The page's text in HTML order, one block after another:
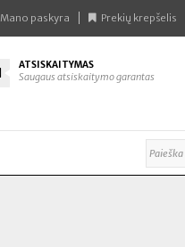
Mano paskyra Prekių krepšelis
ATSISKAITYMAS
Saugaus atsiskaitymo garantas